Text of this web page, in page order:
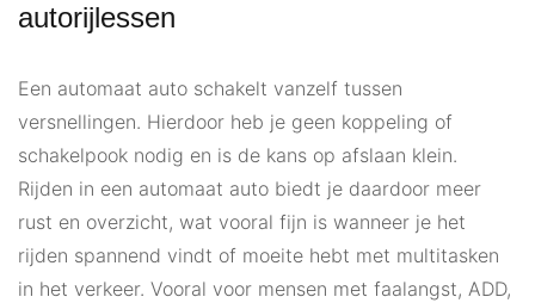
autorijlessen
Een automaat auto schakelt vanzelf tussen
versnellingen. Hierdoor heb je geen koppeling of
schakelpook nodig en is de kans op afslaan klein.
Rijden in een automaat auto biedt je daardoor meer
rust en overzicht, wat vooral fijn is wanneer je het
rijden spannend vindt of moeite hebt met multitasken
in het verkeer. Vooral voor mensen met faalangst, ADD,